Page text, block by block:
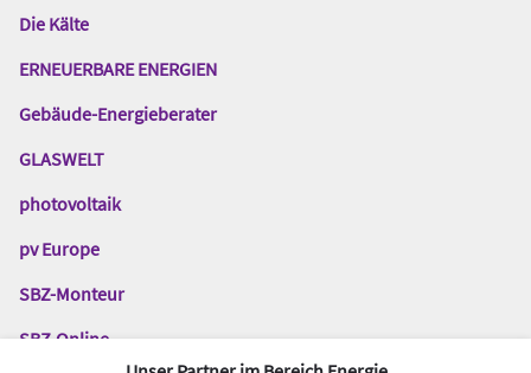
Gentner
Die Kälte
ERNEUERBARE ENERGIEN
Gebäude-Energieberater
GLASWELT
photovoltaik
pv Europe
SBZ-Monteur
SBZ-Online